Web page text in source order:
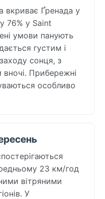
вкриває Ґренада у
76% у Saint
умови панують
густим і
сонця, з
Прибережні
особливо
23 км/год
вітряними
У